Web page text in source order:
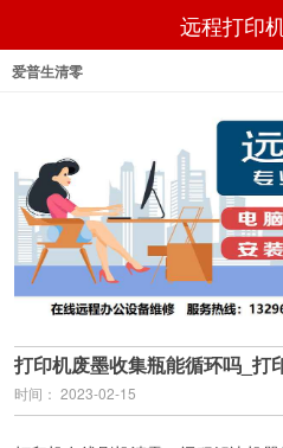
远程打印
爱普生清零
打印机废墨收集瓶能循环吗_打
时间： 2023-02-15